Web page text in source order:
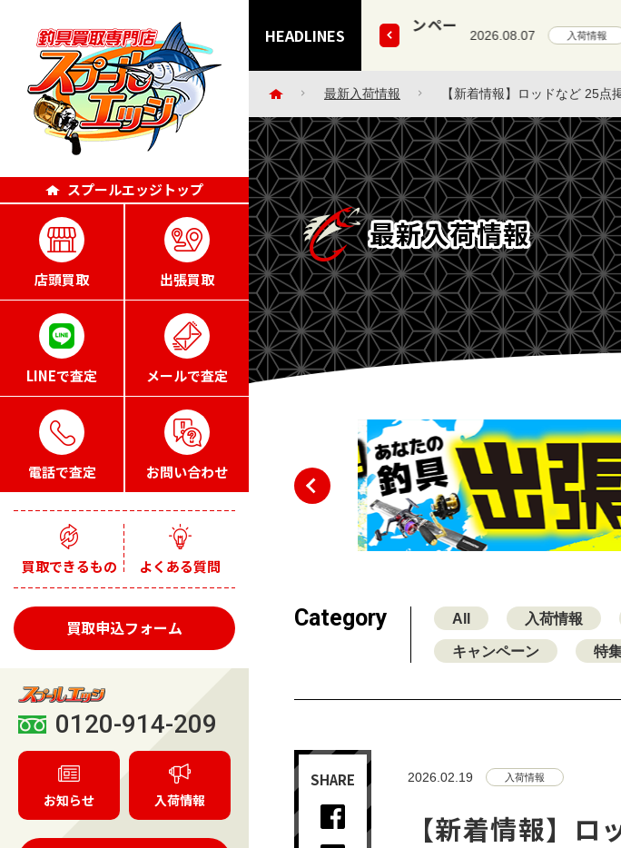
スプールエッジトップ
店頭買取 出張買取
LINEで査定 メールで査定
電話で査定 お問い合わせ
買取できるもの よくある質問
買取申込フォーム
0120-914-209
お知らせ 入荷情報
HEADLINES
ずにごめんなさい・・。」エッジポイント4倍キャンペー 2026.08.07 入荷情報 【新
最新入荷情報 【新着情報】ロッドなど 25点
最新入荷情報
Category All 入荷情報
キャンペーン 特
SHARE 2026.02.19 入荷情報
【新着情報】